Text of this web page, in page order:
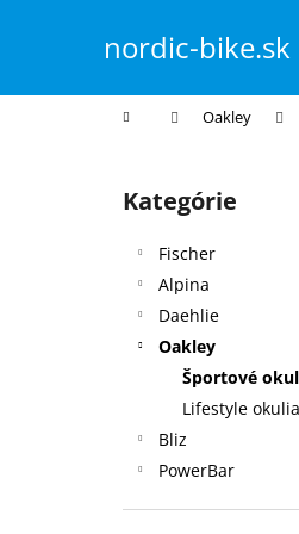
nordic-bike.sk
Domov Oakley
Preskočiť
kategórie
Kategórie
Fischer
Alpina
Daehlie
Oakley
Športové
Lifestyle
Bliz
PowerBar
í
Späť
do
Späť
do